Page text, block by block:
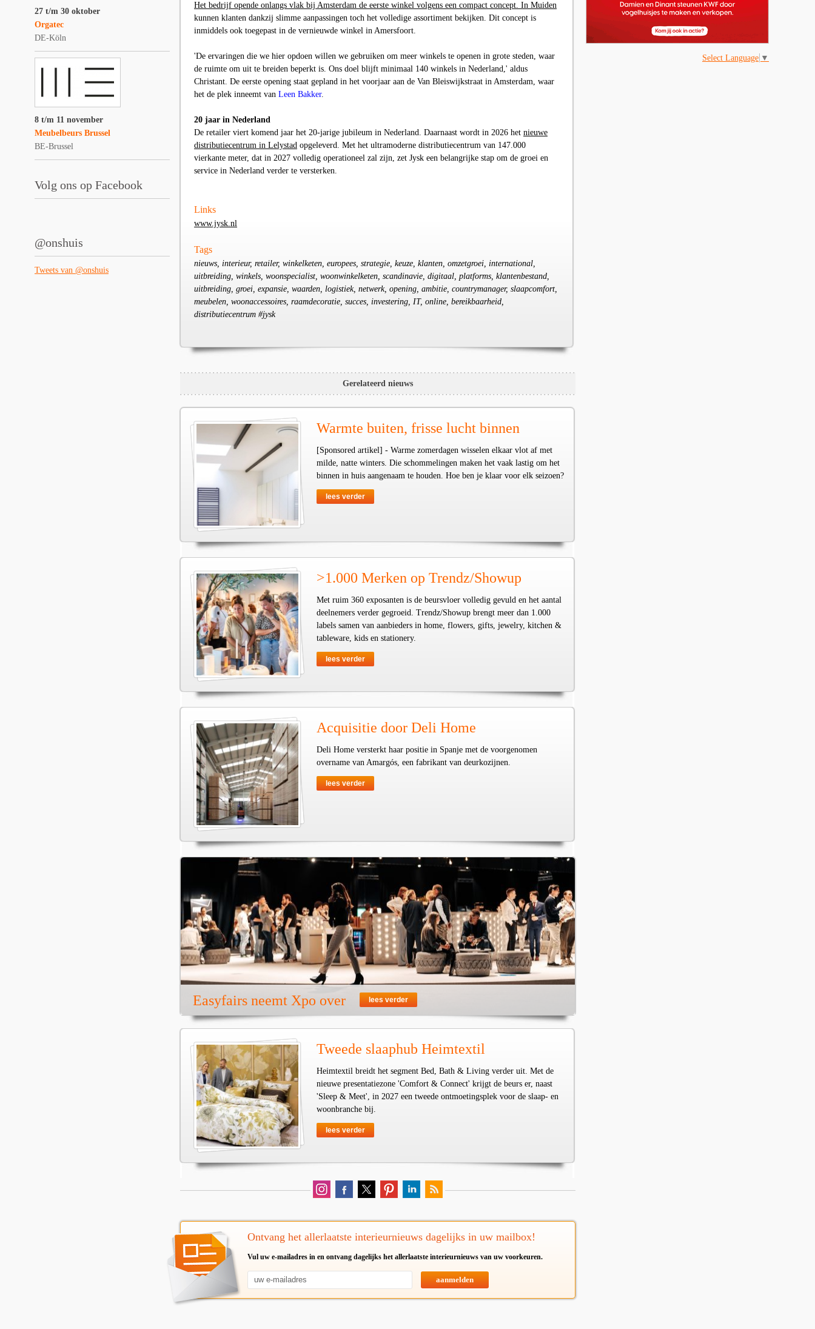
27 t/m 30 oktober
Orgatec
DE-Köln
8 t/m 11 november
Meubelbeurs Brussel
BE-Brussel
Volg ons op Facebook
@onshuis
Tweets van @onshuis
Het bedrijf opende onlangs vlak bij Amsterdam de eerste winkel volgens een compact concept. In Muiden
kunnen klanten dankzij slimme aanpassingen toch het volledige assortiment bekijken. Dit concept is
inmiddels ook toegepast in de vernieuwde winkel in Amersfoort.
'De ervaringen die we hier opdoen willen we gebruiken om meer winkels te openen in grote steden, waar
de ruimte om uit te breiden beperkt is. Ons doel blijft minimaal 140 winkels in Nederland,' aldus
Christant. De eerste opening staat gepland in het voorjaar aan de Van Bleiswijkstraat in Amsterdam, waar
het de plek inneemt van Leen Bakker.
20 jaar in Nederland
De retailer viert komend jaar het 20-jarige jubileum in Nederland. Daarnaast wordt in 2026 het nieuwe
distributiecentrum in Lelystad opgeleverd. Met het ultramoderne distributiecentrum van 147.000
vierkante meter, dat in 2027 volledig operationeel zal zijn, zet Jysk een belangrijke stap om de groei en
service in Nederland verder te versterken.
Links
www.jysk.nl
Tags
nieuws, interieur, retailer, winkelketen, europees, strategie, keuze, klanten, omzetgroei, international,
uitbreiding, winkels, woonspecialist, woonwinkelketen, scandinavie, digitaal, platforms, klantenbestand,
uitbreiding, groei, expansie, waarden, logistiek, netwerk, opening, ambitie, countrymanager, slaapcomfort,
meubelen, woonaccessoires, raamdecoratie, succes, investering, IT, online, bereikbaarheid,
distributiecentrum #jysk
Gerelateerd nieuws
Warmte buiten, frisse lucht binnen
[Sponsored artikel] - Warme zomerdagen wisselen elkaar vlot af met
milde, natte winters. Die schommelingen maken het vaak lastig om het
binnen in huis aangenaam te houden. Hoe ben je klaar voor elk seizoen?
lees verder
>1.000 Merken op Trendz/Showup
Met ruim 360 exposanten is de beursvloer volledig gevuld en het aantal
deelnemers verder gegroeid. Trendz/Showup brengt meer dan 1.000
labels samen van aanbieders in home, flowers, gifts, jewelry, kitchen &
tableware, kids en stationery.
lees verder
Acquisitie door Deli Home
Deli Home versterkt haar positie in Spanje met de voorgenomen
overname van Amargós, een fabrikant van deurkozijnen.
lees verder
Easyfairs neemt Xpo over lees verder
Tweede slaaphub Heimtextil
Heimtextil breidt het segment Bed, Bath & Living verder uit. Met de
nieuwe presentatiezone 'Comfort & Connect' krijgt de beurs er, naast
'Sleep & Meet', in 2027 een tweede ontmoetingsplek voor de slaap- en
woonbranche bij.
lees verder
Ontvang het allerlaatste interieurnieuws dagelijks in uw mailbox!
Vul uw e-mailadres in en ontvang dagelijks het allerlaatste interieurnieuws van uw voorkeuren.
aanmelden
Select Language ▼